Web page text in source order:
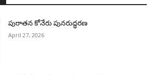
పురాత‌న కోనేరు పున‌రుద్ధ‌ర‌ణ
April 27, 2026